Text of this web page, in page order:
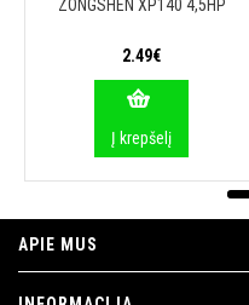
ZONGSHEN XP140 4,5HP
2.49€
Į krepšelį
APIE MUS